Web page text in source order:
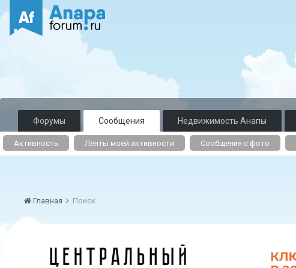
Форумы Сообщения
Активность Ленты моей активности Сообщения с фото
Недвижимость Анапы
Главная Поиск